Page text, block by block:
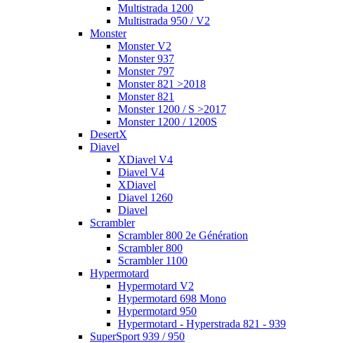
Multistrada 1200
Multistrada 950 / V2
Monster
Monster V2
Monster 937
Monster 797
Monster 821 >2018
Monster 821
Monster 1200 / S >2017
Monster 1200 / 1200S
DesertX
Diavel
XDiavel V4
Diavel V4
XDiavel
Diavel 1260
Diavel
Scrambler
Scrambler 800 2e Génération
Scrambler 800
Scrambler 1100
Hypermotard
Hypermotard V2
Hypermotard 698 Mono
Hypermotard 950
Hypermotard - Hyperstrada 821 - 939
SuperSport 939 / 950